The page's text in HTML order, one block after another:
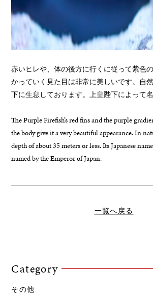
赤いヒレや、体の後方に行くに従って紫色
かっていく見た目は非常に美しいです。自
下に生息しております。上皇陛下によって
The Purple Firefish’s red fins and the purple
the body give it a very beautiful appearance. In
depth of about 35 meters or less. Its Japanese
named by the Emperor of Japan.
一覧へ戻る
Category
その他